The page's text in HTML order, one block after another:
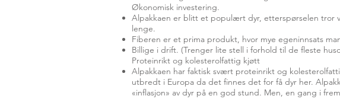
Økonomisk investering.
Alpakkaen er blitt et populært dyr, etterspørselen tror
lenge.
Fiberen er et prima produkt, hvor mye egeninnsats
Billige i drift. (Trenger lite stell i forhold til de fleste
Proteinrikt og kolesterolfattig kjøtt
Alpakkaen har faktisk svært proteinrikt og
utbredt i Europa da det finnes det for få dyr her.
«inflasjon» av dyr på en god stund. Men, en gang i